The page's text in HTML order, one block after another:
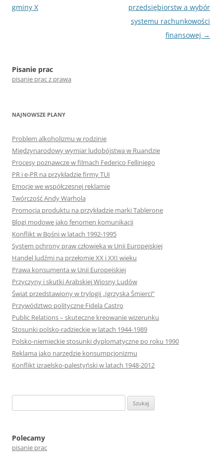
wpisu
gminy X
przedsiębiorstw a wybór
systemu rachunkowości
finansowej →
Pisanie prac
pisanie prac z prawa
NAJNOWSZE PLANY
Problem alkoholizmu w rodzinie
Międzynarodowy wymiar ludobójstwa w Ruandzie
Procesy poznawcze w filmach Federico Felliniego
PR i e-PR na przykładzie firmy TUI
Emocje we współczesnej reklamie
Twórczość Andy Warhola
Promocja produktu na przykładzie marki Tablerone
Blogi modowe jako fenomen komunikacji
Konflikt w Bośni w latach 1992-1995
System ochrony praw człowieka w Unii Europejskiej
Handel ludźmi na przełomie XX i XXI wieku
Prawa konsumenta w Unii Europejskiej
Przyczyny i skutki Arabskiej Wiosny Ludów
Świat przedstawiony w trylogii „Igrzyska Śmierci”
Przywództwo polityczne Fidela Castro
Public Relations – skuteczne kreowanie wizerunku
Stosunki polsko-radzieckie w latach 1944-1989
Polsko-niemieckie stosunki dyplomatyczne po roku 1990
Reklama jako narzędzie konsumpcjonizmu
Konflikt izraelsko-palestyński w latach 1948-2012
z
k
a
Polecamy
pisanie prac